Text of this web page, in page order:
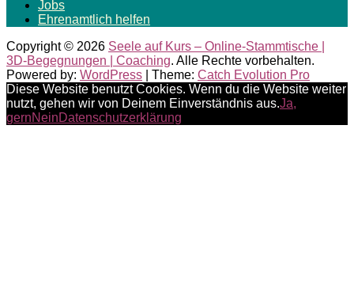
Jobs
Ehrenamtlich helfen
Copyright © 2026 Seele auf Kurs – Online-Stammtische |
3D-Begegnungen | Coaching. Alle Rechte vorbehalten.
Powered by: WordPress | Theme: Catch Evolution Pro
Diese Website benutzt Cookies. Wenn du die Website weiter
nutzt, gehen wir von Deinem Einverständnis aus.Ja,
gernNeinDatenschutzerklärung